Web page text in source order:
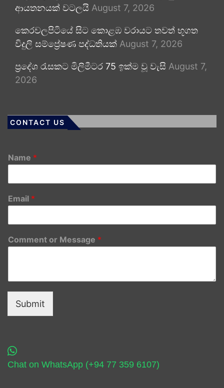
ආයතනයක් වටලයි August 7, 2026
කෙරවලපිටියේ සිට කොළඹ වරායට තවත් භූගත
විදුලි සම්ප්‍රේෂණ පද්ධතියක් August 7, 2026
ප්‍රදේශ රැසකට මිලිමීටර 75 ඉක්ම වූ වැසි August 7,
2026
CONTACT US
Name *
Email *
Comment or Message *
Submit
Chat on WhatsApp (+94 77 359 6107)